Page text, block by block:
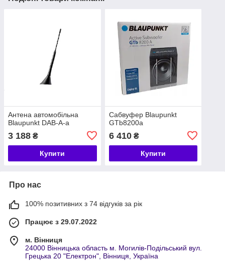
Антена автомобільна
Blaupunkt DAB-A-a
3 188 ₴
Купити
Сабвуфер Blaupunkt
GTb8200a
6 410₴
Купити
Про нас
100% позитивних з 74 відгуків за рік
Працює з 29.07.2022
м. Вінниця
24000 Вінницька область м. Могилів-Подільський вул.
Грецька 20 "Електрон", Вінниця, Україна